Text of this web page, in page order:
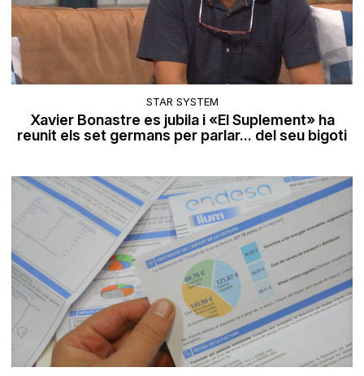
STAR SYSTEM
Xavier Bonastre es jubila i «El Suplement» ha
reunit els set germans per parlar... del seu bigoti